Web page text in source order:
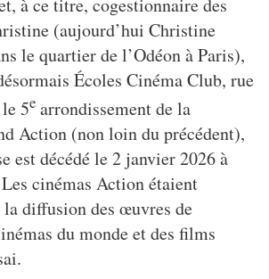
à ce titre, cogestionnaire des
(aujourd’hui Christine
le quartier de l’Odéon à Paris),
Écoles Cinéma Club, rue
5e arrondissement de la
Action (non loin du précédent),
est décédé le 2 janvier 2026 à
cinémas Action étaient
la diffusion des œuvres de
du monde et des films